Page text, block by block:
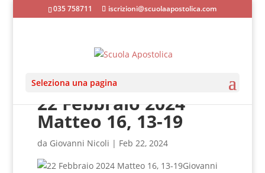
035 758711 iscrizioni@scuolaapostolica.com
Seleziona una pagina
22 Febbraio 2024
Matteo 16, 13-19
da Giovanni Nicoli | Feb 22, 2024
Giovanni